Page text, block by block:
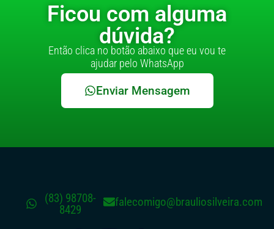
Ficou com alguma
dúvida?
Então clica no botão abaixo que eu vou te
ajudar pelo WhatsApp
Enviar Mensagem
(83) 98708-
8429
falecomigo@brauliosilveira.com